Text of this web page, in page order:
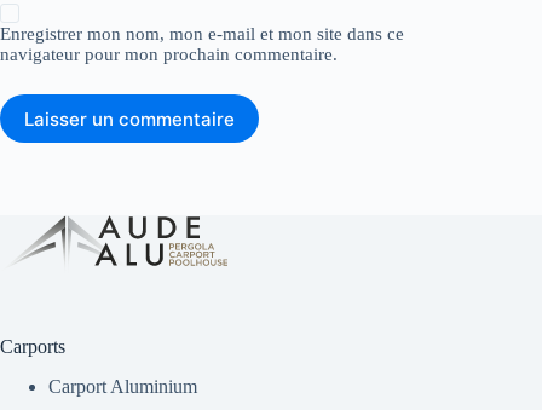
Enregistrer mon nom, mon e-mail et mon site dans ce
navigateur pour mon prochain commentaire.
Laisser un commentaire
Carports
Carport Aluminium